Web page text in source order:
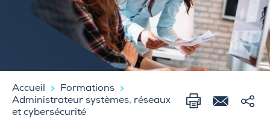
Accueil
Formations
Administrateur systèmes, réseaux
et cybersécurité